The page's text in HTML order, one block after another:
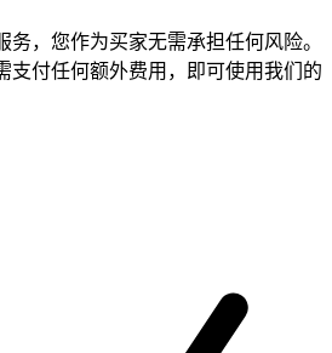
，您作为买家无需承担任何风险。
支付任何额外费用，即可使用我们的